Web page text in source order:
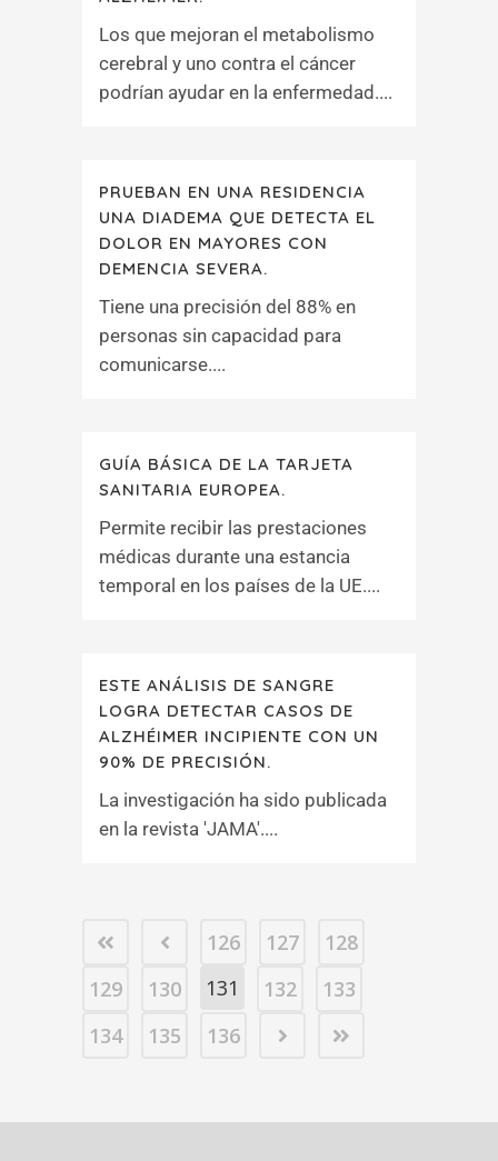
Los que mejoran el metabolismo
cerebral y uno contra el cáncer
podrían ayudar en la enfermedad....
PRUEBAN EN UNA RESIDENCIA
UNA DIADEMA QUE DETECTA EL
DOLOR EN MAYORES CON
DEMENCIA SEVERA.
Tiene una precisión del 88% en
personas sin capacidad para
comunicarse....
GUÍA BÁSICA DE LA TARJETA
SANITARIA EUROPEA.
Permite recibir las prestaciones
médicas durante una estancia
temporal en los países de la UE....
ESTE ANÁLISIS DE SANGRE
LOGRA DETECTAR CASOS DE
ALZHÉIMER INCIPIENTE CON UN
90% DE PRECISIÓN.
La investigación ha sido publicada
en la revista 'JAMA'....
126 127
128
129
130 131 132
133
134
135 136